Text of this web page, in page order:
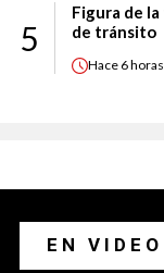
5
Figura de
de tránsito
Hace 6 horas
EN VIDEO